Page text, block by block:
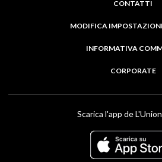
CONTATTI
MODIFICA
INFORMATIVA
CORPORATE
Scarica l'app de